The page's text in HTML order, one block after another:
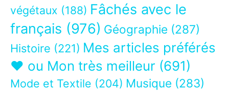
végétaux (188) Fâchés avec le
français (976) Géographie (287)
Histoire (221) Mes articles préférés
❤ ou Mon très meilleur (691)
Mode et Textile (204) Musique (283)